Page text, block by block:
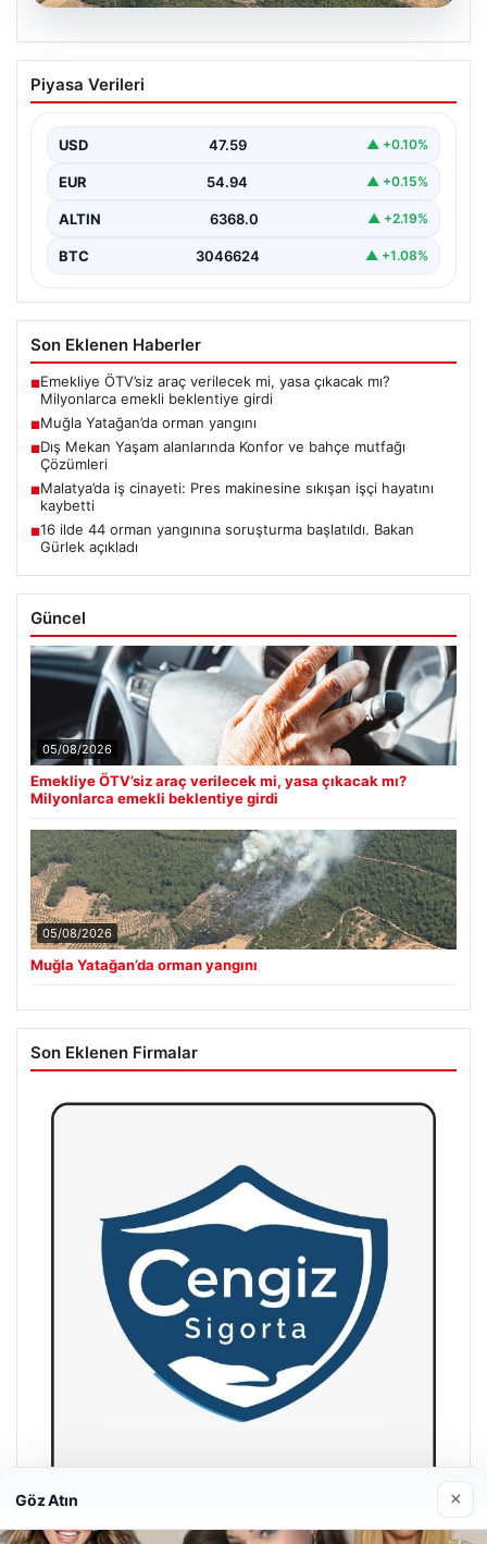
Muğla Yatağan’da orman yangını
Piyasa Verileri
USD 47.59 ▲ +0.10%
EUR 54.94 ▲ +0.15%
ALTIN 6368.0 ▲ +2.19%
BTC 3046624 ▲ +1.08%
Son Eklenen Haberler
■Emekliye ÖTV’siz araç verilecek mi, yasa çıkacak mı?
Milyonlarca emekli beklentiye girdi
■Muğla Yatağan’da orman yangını
■Dış Mekan Yaşam alanlarında Konfor ve bahçe mutfağı
Çözümleri
■Malatya’da iş cinayeti: Pres makinesine sıkışan işçi hayatını
kaybetti
■16 ilde 44 orman yangınına soruşturma başlatıldı. Bakan
Gürlek açıkladı
Güncel
05/08/2026
Emekliye ÖTV’siz araç verilecek mi, yasa çıkacak mı?
Milyonlarca emekli beklentiye girdi
05/08/2026
Muğla Yatağan’da orman yangını
Son Eklenen Firmalar
Hastaş Beton
Göz Atın ×